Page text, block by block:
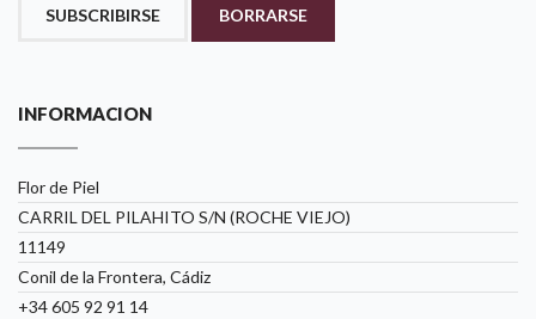
SUBSCRIBIRSE BORRARSE
INFORMACION
Flor de Piel
CARRIL DEL PILAHITO S/N (ROCHE VIEJO)
11149
Conil de la Frontera, Cádiz
+34 605 92 91 14